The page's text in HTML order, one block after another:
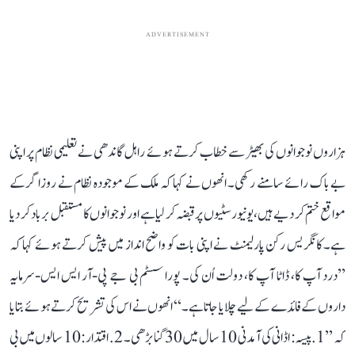
ADVERTISEMENT
ہزاروں نوجوانوں کی بھیڑ سے خطاب کرتے ہوئے راہل گاندھی نے تعلیمی نظام پر اپنی
بے باک رائے سامنے رکھی۔ انھوں نے کہا کہ ملک کے موجودہ نظام نے روزاگر کے
مواقع ختم کر دیے ہیں، یونیورسٹیوں پر قبضہ کر لیا ہے اور نوجوانوں کا مستقبل برباد کر دیا
ہے۔ کانگریس رکن پارلیمنٹ نے اپنی بات کو واضح انداز میں پیش کرتے ہوئے کہا کہ
’’درد آپ کا، ڈاٹا آپ کا، دولت اُن کی۔ پورا سسٹم بی جے پی-آر ایس ایس-سرمایہ
داروں کے فائدے کے لیے چلایا جاتا ہے۔‘‘ انھوں نے اس کی تشریح کرتے ہوئے بتایا
کہ ’’1. پیسہ: اڈانی کی آمدنی 10 سال میں 30 گنا بڑھی۔ 2. اقتدار: 10 سالوں میں بی